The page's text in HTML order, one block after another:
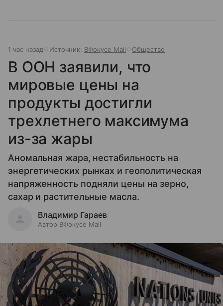
1 час назад Источник: ВФокусе Mail Общество
В ООН заявили, что
мировые цены на
продукты достигли
трехлетнего максимума
из-за жары
Аномальная жара, нестабильность на
энергетических рынках и геополитическая
напряженность подняли цены на зерно,
сахар и растительные масла.
Владимир Гараев
Автор ВФокусе Mail